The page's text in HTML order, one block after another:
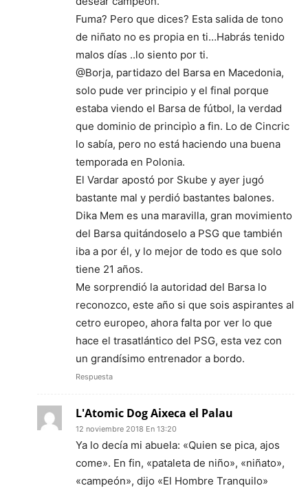
Fuma? Pero que dices? Esta salida de tono
de niñato no es propia en ti…Habrás tenido
malos días ..lo siento por ti.
@Borja, partidazo del Barsa en Macedonia,
solo pude ver principio y el final porque
estaba viendo el Barsa de fútbol, la verdad
que dominio de principìo a fin. Lo de Cincric
lo sabía, pero no está haciendo una buena
temporada en Polonia.
El Vardar apostó por Skube y ayer jugó
bastante mal y perdió bastantes balones.
Dika Mem es una maravilla, gran movimiento
del Barsa quitándoselo a PSG que también
iba a por él, y lo mejor de todo es que solo
tiene 21 años.
Me sorprendió la autoridad del Barsa lo
reconozco, este año si que sois aspirantes al
cetro europeo, ahora falta por ver lo que
hace el trasatlántico del PSG, esta vez con
un grandísimo entrenador a bordo.
Respuesta
L'Atomic Dog Aixeca el Palau
12 noviembre 2018 En 13:20
Ya lo decía mi abuela: «Quien se pica, ajos
come». En fin, «pataleta de niño», «niñato»,
«campeón», dijo «El Hombre Tranquilo»